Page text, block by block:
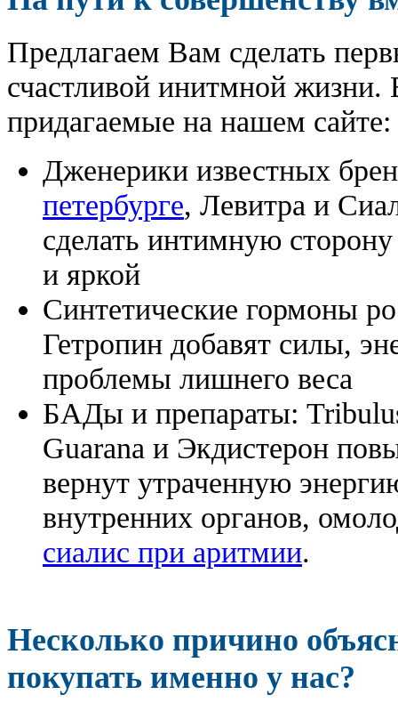
Предлагаем Вам сделать
счастливой инитмной жизни.
придагаемые на нашем сайте:
Дженерики известных
петербурге, Левитра и
сделать интимную
и яркой
Синтетические гормоны
Гетропин добавят силы,
проблемы лишнего веса
БАДы и препараты:
Guarana и Экдистерон
вернут утраченную
внутренних органов,
сиалис при аритмии.
Несколько причино
покупать именно у нас?